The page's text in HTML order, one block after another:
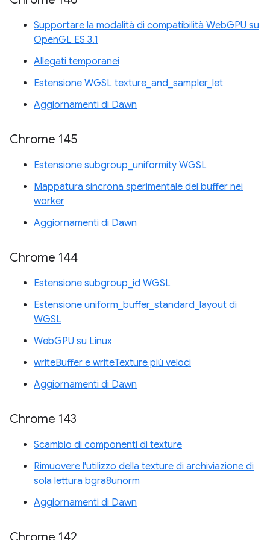
Supportare la modalità di compatibilità WebGPU su
OpenGL ES 3.1
Allegati temporanei
Estensione WGSL texture_and_sampler_let
Aggiornamenti di Dawn
Chrome 145
Estensione subgroup_uniformity WGSL
Mappatura sincrona sperimentale dei buffer nei
worker
Aggiornamenti di Dawn
Chrome 144
Estensione subgroup_id WGSL
Estensione uniform_buffer_standard_layout di
WGSL
WebGPU su Linux
writeBuffer e writeTexture più veloci
Aggiornamenti di Dawn
Chrome 143
Scambio di componenti di texture
Rimuovere l'utilizzo della texture di archiviazione di
sola lettura bgra8unorm
Aggiornamenti di Dawn